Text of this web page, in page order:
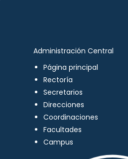
Administración Central
Página principal
Rectoría
Secretarios
Direcciones
Coordinaciones
Facultades
Campus